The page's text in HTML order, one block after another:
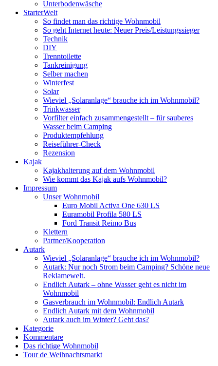
Unterbodenwäsche
StarterWelt
So findet man das richtige Wohnmobil
So geht Internet heute: Neuer Preis/Leistungssieger
Technik
DIY
Trenntoilette
Tankreinigung
Selber machen
Winterfest
Solar
Wieviel „Solaranlage“ brauche ich im Wohnmobil?
Trinkwasser
Vorfilter einfach zusammengestellt – für sauberes
Wasser beim Camping
Produktempfehlung
Reiseführer-Check
Rezension
Kajak
Kajakhalterung auf dem Wohnmobil
Wie kommt das Kajak aufs Wohnmobil?
Impressum
Unser Wohnmobil
Euro Mobil Activa One 630 LS
Euramobil Profila 580 LS
Ford Transit Reimo Bus
Klettern
Partner/Kooperation
Autark
Wieviel „Solaranlage“ brauche ich im Wohnmobil?
Autark: Nur noch Strom beim Camping? Schöne neue
Reklamewelt.
Endlich Autark – ohne Wasser geht es nicht im
Wohnmobil
Gasverbrauch im Wohnmobil: Endlich Autark
Endlich Autark mit dem Wohnmobil
Autark auch im Winter? Geht das?
Kategorie
Kommentare
Das richtige Wohnmobil
Tour de Weihnachtsmarkt